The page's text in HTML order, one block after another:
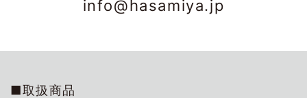
info@hasamiya.jp
■取扱商品